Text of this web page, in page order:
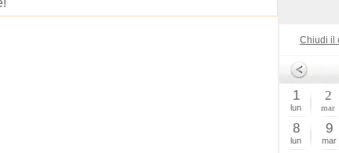
Chiudi il
1
lun
2
mar
8
lun
9
mar